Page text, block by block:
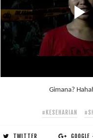
Gimana?
#KESEHARIAN
TWITTER GOOGLE